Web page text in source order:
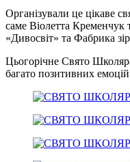
Організували це цікаве
саме Віолетта
«Дивосвіт» та Фабрика
Цьогорічне Свято
багато позитивних